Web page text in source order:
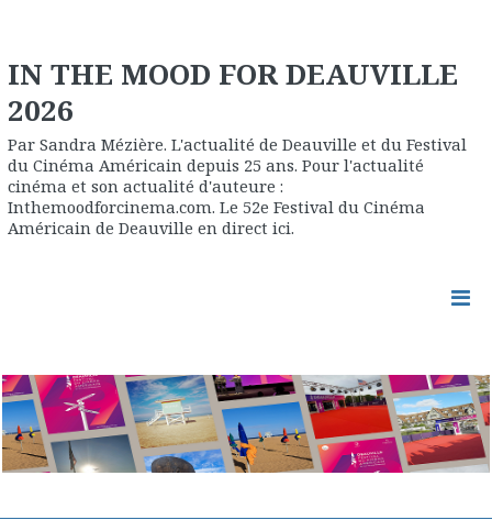
IN THE MOOD FOR DEAUVILLE
2026
Par Sandra Mézière. L'actualité de Deauville et du Festival
du Cinéma Américain depuis 25 ans. Pour l'actualité
cinéma et son actualité d'auteure :
Inthemoodforcinema.com. Le 52e Festival du Cinéma
Américain de Deauville en direct ici.